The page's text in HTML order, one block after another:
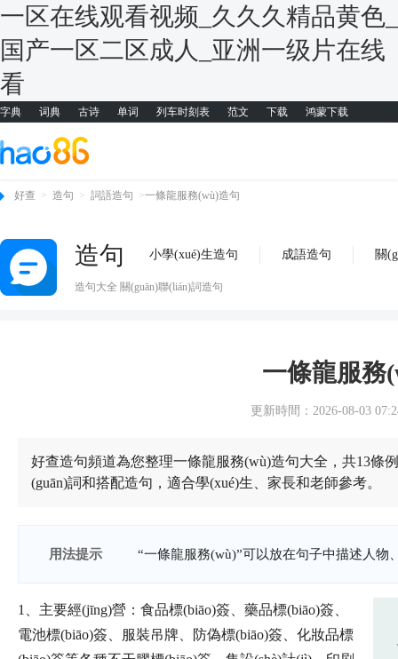
一区在线观看视频_久久久精品黄色_
国产一区二区成人_亚洲一级片在线
看
字典 词典 古诗 单词 列车时刻表 范文 下载 鸿蒙下载
好查 > 造句 > 詞語造句 >一條龍服務(wù)造句
造句 小學(xué)生造句 成語造句 關
造句大全 關(guān)聯(lián)詞造句
一條龍服務
更新時間：2026-08-03
好查造句頻道為您整理一條龍服務(wù)造句大全，共13條
(guān)詞和搭配造句，適合學(xué)生、家長和老師參考。
用法提示 “一條龍服務(wù)”可以放在句子中描述人
1、主要經(jīng)營：食品標(biāo)簽、藥品標(biāo)簽、
電池標(biāo)簽、服裝吊牌、防偽標(biāo)簽、化妝品標